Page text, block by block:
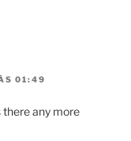
01:49
there any more